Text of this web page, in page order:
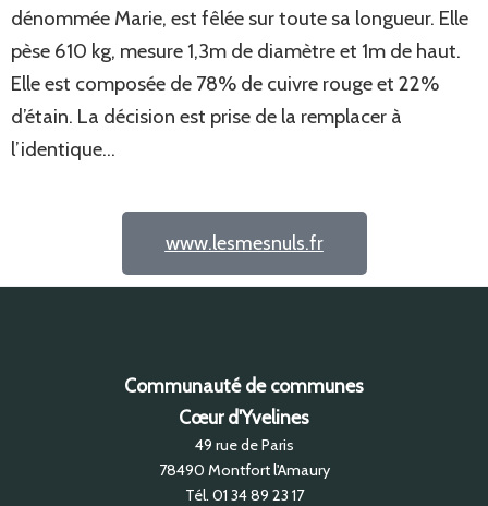
dénommée Marie, est fêlée sur toute sa longueur. Elle
pèse 610 kg, mesure 1,3m de diamètre et 1m de haut.
Elle est composée de 78% de cuivre rouge et 22%
d’étain. La décision est prise de la remplacer à
l’identique…
www.lesmesnuls.fr
Communauté de communes
Cœur d'Yvelines
49 rue de Paris
78490 Montfort l'Amaury
Tél. 01 34 89 23 17